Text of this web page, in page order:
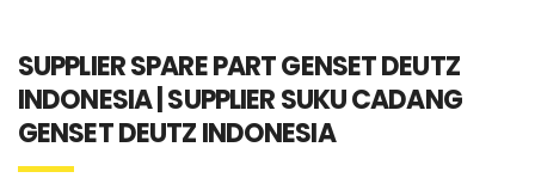
SUPPLIER SPARE PART GENSET DEUTZ
INDONESIA | SUPPLIER SUKU CADANG
GENSET DEUTZ INDONESIA